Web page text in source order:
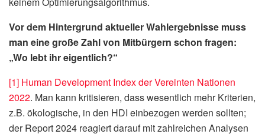
Vor dem Hintergrund aktueller Wahlergebnisse muss
man eine große Zahl von Mitbürgern schon fragen:
„Wo lebt ihr eigentlich?“
[1] Human Development Index der Vereinten Nationen
2022. Man kann kritisieren, dass wesentlich mehr Kriterien,
z.B. ökologische, in den HDI einbezogen werden sollten;
der Report 2024 reagiert darauf mit zahlreichen Analysen